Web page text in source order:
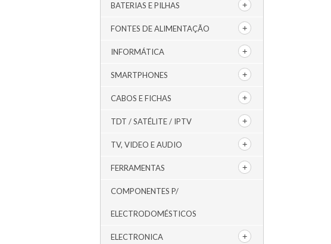
BATERIAS E PILHAS
FONTES DE ALIMENTAÇÃO
INFORMÁTICA
SMARTPHONES
CABOS E FICHAS
TDT / SATÉLITE / IPTV
TV, VIDEO E AUDIO
FERRAMENTAS
COMPONENTES P/
ELECTRODOMÉSTICOS
ELECTRONICA